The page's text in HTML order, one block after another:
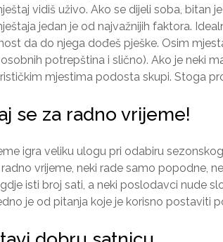
vidiš uživo. Ako se dijeli soba, bitan
jedan je od najvažnijih faktora.
da do njega dođeš pješke. Osim
potrepština i slično). Ako je neki
mjestima podosta skupi. Stoga
se za radno vrijeme!
igra veliku ulogu pri odabiru
vrijeme, neki rade samo popodne,
isti broj sati, a neki poslodavci nude
je od pitanja koje je korisno postaviti